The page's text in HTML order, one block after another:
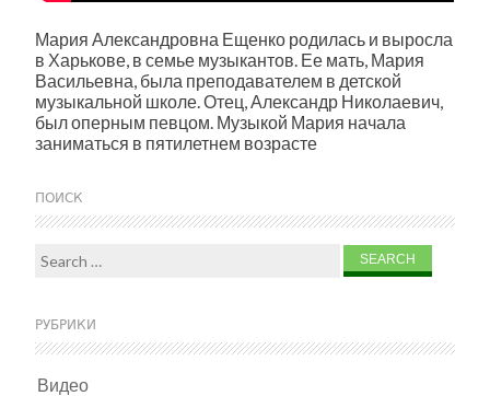
Мария Александровна Ещенко родилась и выросла
в Харькове, в семье музыкантов. Ее мать, Мария
Васильевна, была преподавателем в детской
музыкальной школе. Отец, Александр Николаевич,
был оперным певцом. Музыкой Мария начала
заниматься в пятилетнем возрасте
ПОИСК
Search for:
РУБРИКИ
Видео